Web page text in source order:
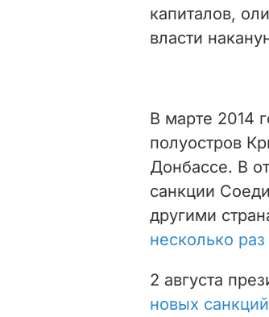
капиталов,
власти
В марте 2014
полуостров
Донбассе. В
санкции
другими
несколько
2 августа
новых